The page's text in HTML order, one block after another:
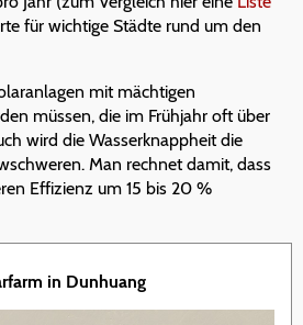
für wichtige Städte rund um den
mit mächtigen
müssen, die im Frühjahr oft über
wird die Wasserknappheit die
Man rechnet damit, dass
Effizienz um 15 bis 20 %
in Dunhuang